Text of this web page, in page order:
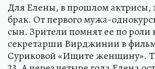
Для Елены, в прошлом актрисы,
брак. От первого мужа-
сын. Зрители помнят ее по роли
секретарши Вирджинии в
Суриковой «Ищите женщину».